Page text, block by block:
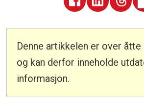
Denne artikkelen er over åtte
og kan derfor inneholde
informasjon.